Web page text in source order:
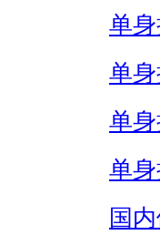
单
单
单
单
国